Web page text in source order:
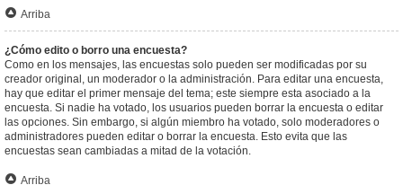
Arriba
¿Cómo edito o borro una encuesta?
Como en los mensajes, las encuestas solo pueden ser modificadas por su
creador original, un moderador o la administración. Para editar una encuesta,
hay que editar el primer mensaje del tema; este siempre esta asociado a la
encuesta. Si nadie ha votado, los usuarios pueden borrar la encuesta o editar
las opciones. Sin embargo, si algún miembro ha votado, solo moderadores o
administradores pueden editar o borrar la encuesta. Esto evita que las
encuestas sean cambiadas a mitad de la votación.
Arriba